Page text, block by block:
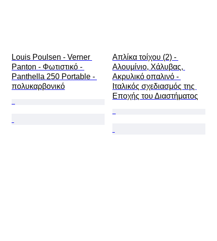
Louis Poulsen - Verner
Panton - Φωτιστικό -
Panthella 250 Portable -
πολυκαρβονικό
Απλίκα τοίχου (2) -
Αλουμίνιο, Χάλυβας,
Ακρυλικό οπαλινό -
Ιταλικός σχεδιασμός της
Εποχής του Διαστήματος